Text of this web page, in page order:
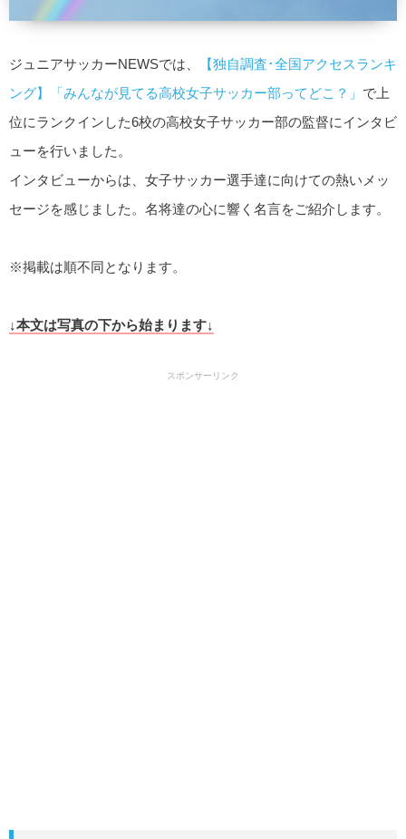
ジュニアサッカーNEWSでは、
【独自調査･全国アクセスランキ
ング】「みんなが見てる高校女子サッカー部ってどこ？」 で上
位にランクインした6校の高校女子サッカー部の監督にインタビ
ューを行いました。
インタビューからは、女子サッカー選手達に向けての熱いメッ
セージを感じました。名将達の心に響く名言をご紹介します。
※掲載は順不同となります。
↓本文は写真の下から始まります↓
スポンサーリンク